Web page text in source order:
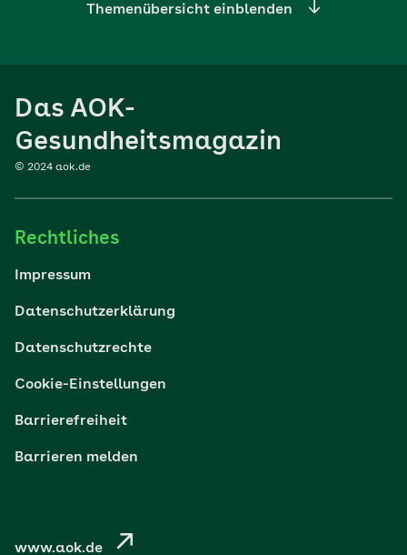
Themenübersicht einblenden
Sport
Reisen
Wohlbefinden
Digital gesund
Das AOK-
Gesundheitsmagazin
© 2024 aok.de
Rechtliches
Impressum
Datenschutzerklärung
Datenschutzrechte
Cookie-Einstellungen
Barrierefreiheit
Barrieren melden
www.aok.de